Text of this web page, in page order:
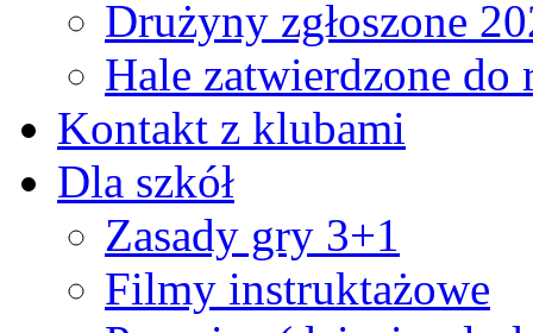
Drużyny zgłoszone
Hale zatwierdzone
Kontakt z klubami
Dla szkół
Zasady gry 3+1
Filmy instruktażowe